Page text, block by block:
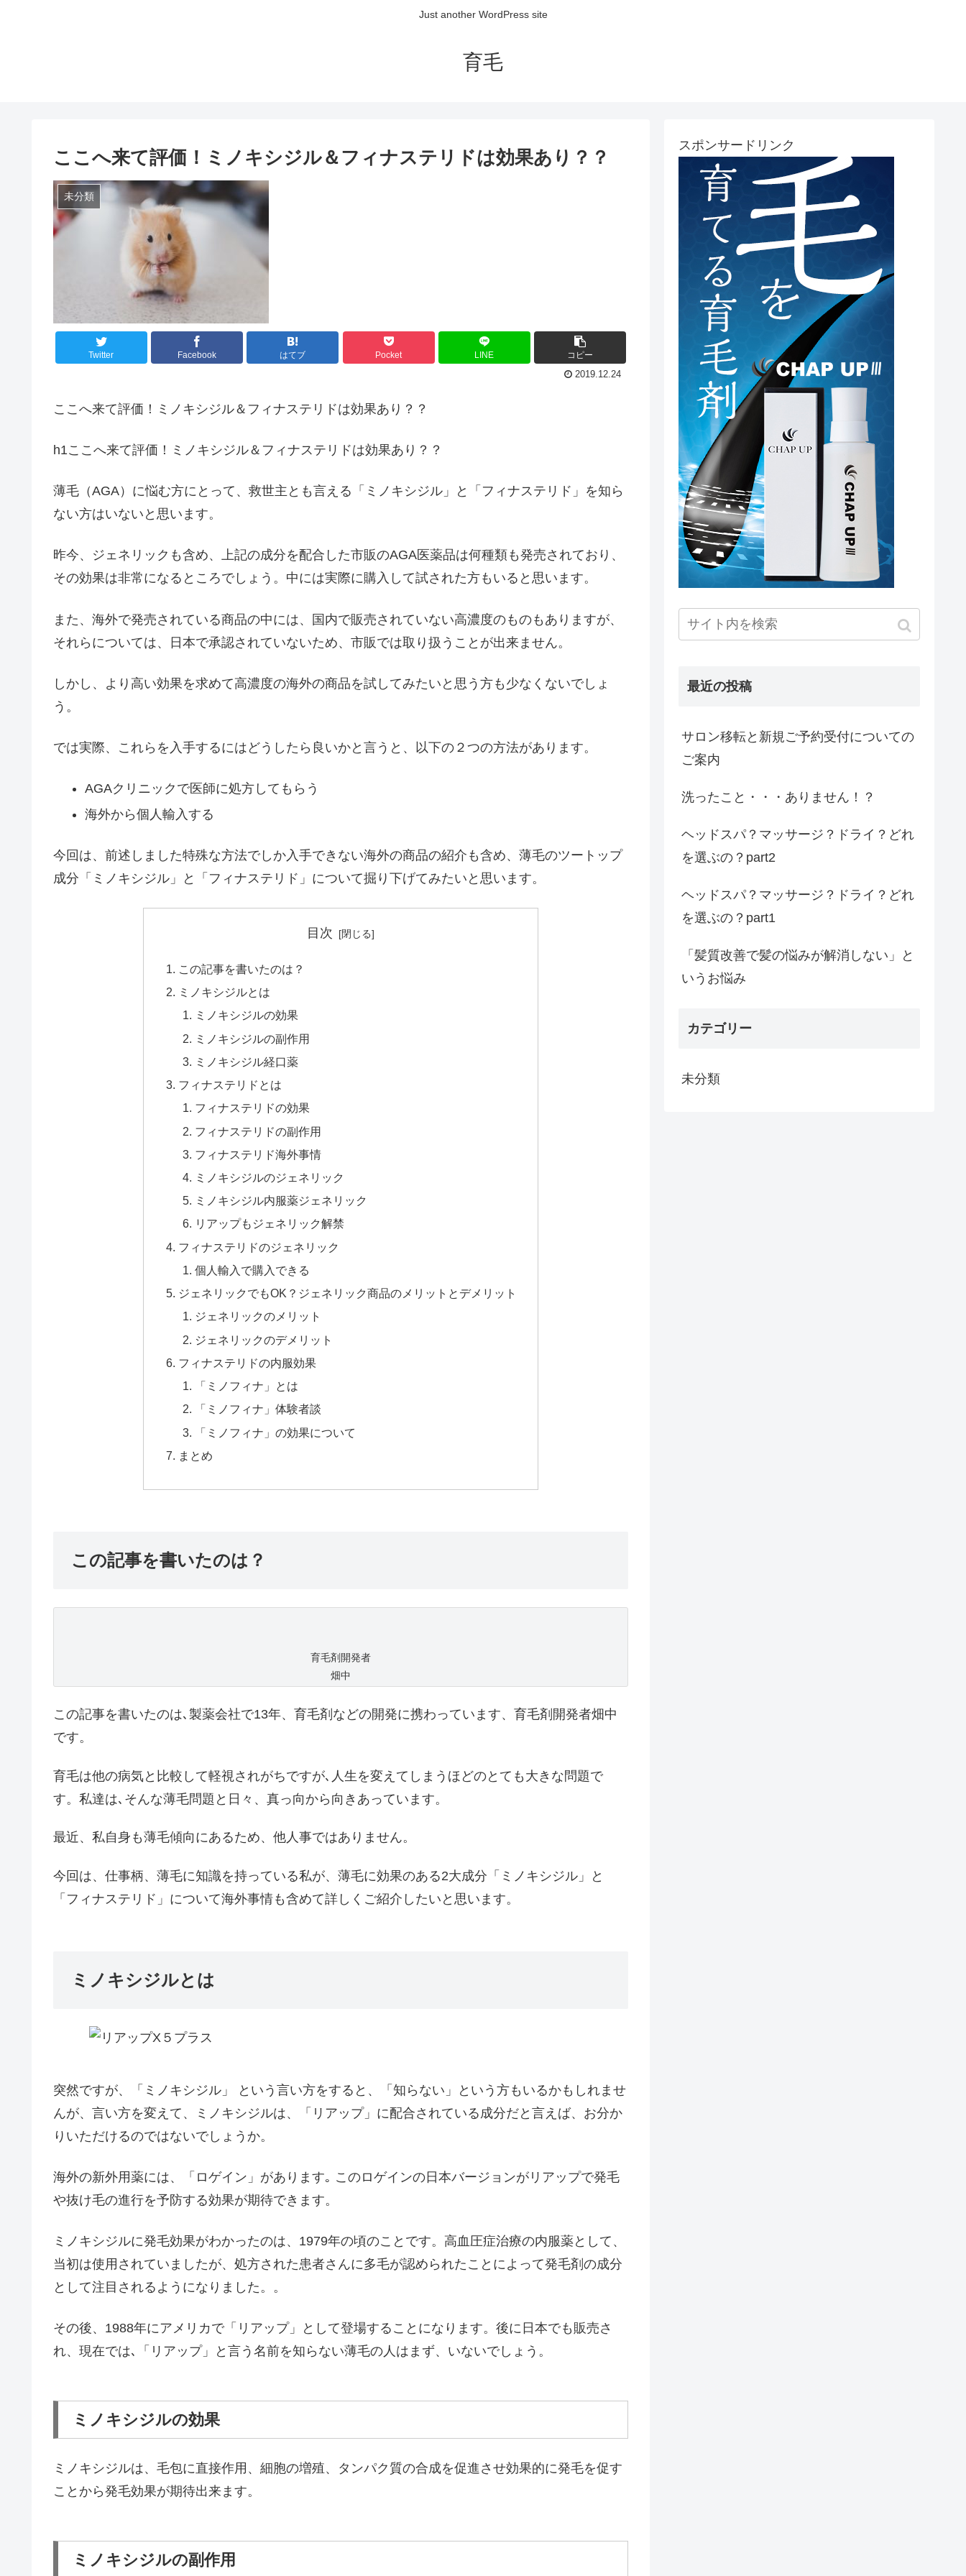
Just another WordPress site
育毛
ここへ来て評価！ミノキシジル＆フィナステリドは効果あり？？
未分類
Twitter Facebook はてブ Pocket LINE
コピー
2019.12.24
ここへ来て評価！ミノキシジル＆フィナステリドは効果あり？？
h1ここへ来て評価！ミノキシジル＆フィナステリドは効果あり？？
薄毛（AGA）に悩む方にとって、救世主とも言える「 ミノキシジル 」と「 フィナステリド 」を知ら
ない方はいないと思います。
昨今、ジェネリックも含め、上記の成分を配合した市販のAGA医薬品は何種類も発売されており、
その効果は非常になるところでしょう。中には実際に購入して試された方もいると思います。
また、海外で発売されている商品の中には、国内で販売されていない高濃度のものもありますが、
それらについては、日本で承認されていないため、市販では取り扱うことが出来ません。
しかし、より高い効果を求めて高濃度の海外の商品を試してみたいと思う方も少なくないでしょ
う。
では実際、これらを入手するにはどうしたら良いかと言うと、以下の２つの方法があります。
AGAクリニックで医師に処方してもらう
海外から個人輸入する
今回は、前述しました特殊な方法でしか入手できない海外の商品の紹介も含め、薄毛のツートップ
成分「ミノキシジル」と「フィナステリド」について掘り下げてみたい と思います。
目次
この記事を書いたのは？
ミノキシジルとは
ミノキシジルの効果
ミノキシジルの副作用
ミノキシジル経口薬
フィナステリドとは
フィナステリドの効果
フィナステリドの副作用
フィナステリド海外事情
ミノキシジルのジェネリック
ミノキシジル内服薬ジェネリック
リアップもジェネリック解禁
フィナステリドのジェネリック
個人輸入で購入できる
ジェネリックでもOK？ジェネリック商品のメリットとデメリット
ジェネリックのメリット
ジェネリックのデメリット
フィナステリドの内服効果
「ミノフィナ」とは
「ミノフィナ」体験者談
「ミノフィナ」の効果について
まとめ
この記事を書いたのは？
育毛剤開発者
畑中
この記事を書いたのは､製薬会社で13年、育毛剤などの開発に携わっています、育毛剤開発者畑中
です。
育毛は他の病気と比較して軽視されがちですが､人生を変えてしまうほどのとても大きな問題で
す。私達は､そんな薄毛問題と日々、真っ向から向きあっています。
最近、私自身も薄毛傾向にあるため、他人事ではありません。
今回は、仕事柄、薄毛に知識を持っている私が、薄毛に効果のある2大成分「ミノキシジル」と
「フィナステリド」について海外事情も含めて詳しくご紹介したいと思います。
ミノキシジルとは
突然ですが、「 ミノキシジル 」 という言い方をすると、「知らない」という方もいるかもしれませ
んが、言い方を変えて、ミノキシジルは、「 リアップ」に配合されている成分だと言えば、お分か
りいただけるのではないでしょうか。
海外の新外用薬には、「 ロゲイン 」があります｡ このロゲインの日本バージョンがリアップで発毛
や抜け毛の進行を予防する効果が期待できます。
ミノキシジルに発毛効果がわかったのは、1979年の頃のことです。高血圧症治療の内服薬として、
当初は使用されていましたが、処方された患者さんに多毛が認められたことによって発毛剤の成分
として注目 されるようになりました。。
その後、1988年にアメリカで「リアップ」として登場することになります。後に日本でも販売さ
れ、現在では､「リアップ」と言う名前を知らない薄毛の人はまず、いないでしょう。
ミノキシジルの効果
ミノキシジルは、毛包に直接作用、細胞の増殖、タンパク質の合成を促進させ効果的に発毛を促す
ことから発毛効果が期待出来ます。
ミノキシジルの副作用
スポンサードリンク
最近の投稿
サロン移転と新規ご予約受付についての
ご案内
洗ったこと・・・ありません！？
ヘッドスパ？マッサージ？ドライ？どれ
を選ぶの？part2
ヘッドスパ？マッサージ？ドライ？どれ
を選ぶの？part1
「髪質改善で髪の悩みが解消しない」と
いうお悩み
カテゴリー
未分類